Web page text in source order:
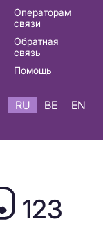
Операторам
связи
Обратная
связь
Помощь
RU BE EN
123